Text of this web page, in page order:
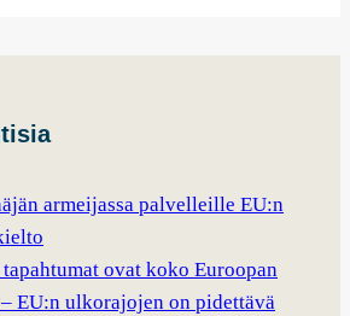
armeijassa palvelleille EU:n
ovat koko Euroopan
EU:n ulkorajojen on pidettävä